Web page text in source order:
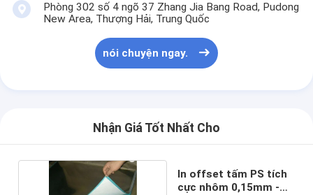
Phòng 302 số 4 ngõ 37 Zhang Jia Bang Road, Pudong
New Area, Thượng Hải, Trung Quốc
nói chuyện ngay.
Nhận Giá Tốt Nhất Cho
In offset tấm PS tích
cực nhôm 0,15mm -